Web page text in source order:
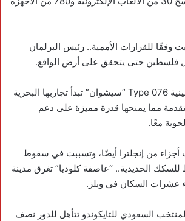
وفقًا للقرارات الأممية.. رئيس البرلمان
فلسطين حتى يتحقق على أرض الواقع.
‏حاملة البرمائيات الصينية Type 076 “سيشوان” تبدأ تجاربها البحرية
مما يمنحها قدرة مميزة على دعم
معًا.
من إنجلترا أيضًا، وتسببت في سقوط
الحديدية.. “عاصفة كلوديا” تغرق مدينة
عشرات السكان في ويلز.
السعودي للتايكوندو تتأهل للدور نصف